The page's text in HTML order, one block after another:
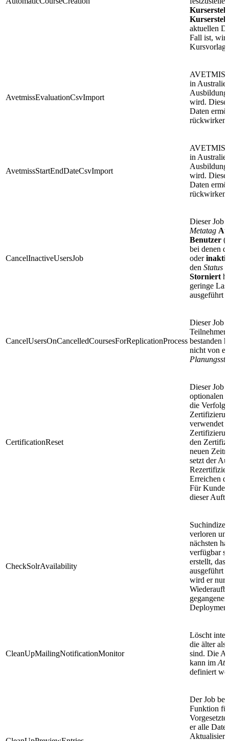
aktuellen
Fall ist,
AvetmissEvaluationCsvImport
in
wird.
Daten
AvetmissStartEndDateCsvImport
in
wird.
Daten
CancelInactiveUsersJob
Dieser Job
Metatag
Benutzer
bei denen
oder
den Status
Storniert
geringe
ausgeführt
CancelUsersOnCancelledCoursesForReplicationProcess
Dieser Job
Teilnehmer
bestanden
nicht von
CertificationReset
Dieser Job
optionalen
die
verwendet
den
neuen
setzt der
Erreichen
Für
dieser
CheckSolrAvailability
verloren
nächsten
verfügbar
erstellt,
ausgeführt
wird er nur
CleanUpMailingNotificationMonitor
Löscht
die älter als
sind. Die
kann im
definiert
Der Job
Funktion
er alle